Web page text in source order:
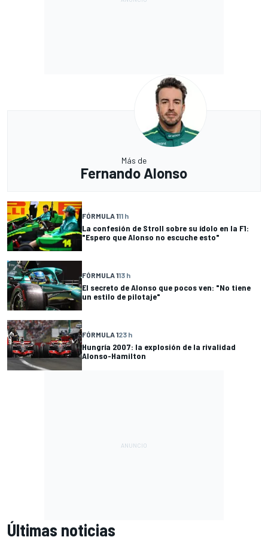
Más de
Fernando Alonso
FÓRMULA 111 h
La confesión de Stroll sobre su ídolo en la F1:
"Espero que Alonso no escuche esto"
FÓRMULA 113 h
El secreto de Alonso que pocos ven: "No tiene
un estilo de pilotaje"
FÓRMULA 123 h
Hungría 2007: la explosión de la rivalidad
Alonso-Hamilton
Últimas noticias